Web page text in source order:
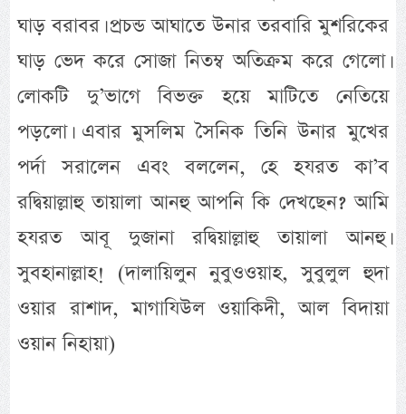
ঘাড় বরাবর। প্রচন্ড আঘাতে উনার তরবারি মুশরিকের
ঘাড় ভেদ করে সোজা নিতম্ব অতিক্রম করে গেলো।
লোকটি দু’ভাগে বিভক্ত হয়ে মাটিতে নেতিয়ে
পড়লো। এবার মুসলিম সৈনিক তিনি উনার মুখের
পর্দা সরালেন এবং বললেন, হে হযরত কা’ব
রদ্বিয়াল্লাহু তায়ালা আনহু আপনি কি দেখছেন? আমি
হযরত আবূ দুজানা রদ্বিয়াল্লাহু তায়ালা আনহু।
সুবহানাল্লাহ! (দালায়িলুন নুবুওওয়াহ, সুবুলুল হুদা
ওয়ার রাশাদ, মাগাযিউল ওয়াকিদী, আল বিদায়া
ওয়ান নিহায়া)